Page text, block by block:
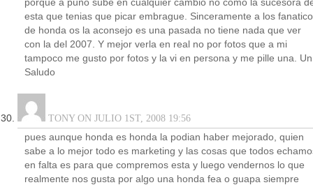
porque a puño sube en cualquier cambio no como la sucesora
esta que tenias que picar embrague. Sinceramente a los
de honda os la aconsejo es una pasada no tiene nada que ver
con la del 2007. Y mejor verla en real no por fotos que a mi
tampoco me gusto por fotos y la vi en persona y me pille una. Un
Saludo
TONY ON JULIO 1ST, 2008 19:56
pues aunque honda es honda la podian haber mejorado, quien
sabe a lo mejor todo es marketing y las cosas que todos
en falta es para que compremos esta y luego vendernos lo que
realmente nos gusta por algo una honda fea o guapa siempre